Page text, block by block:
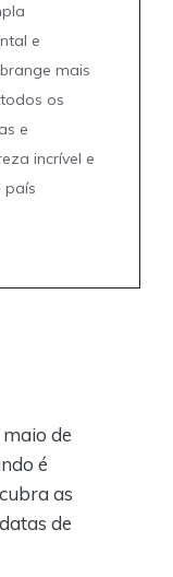
e
mais
os
e
incrível e
país
de
é
as
de